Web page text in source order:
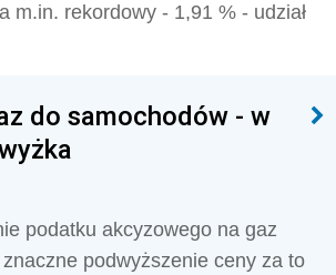
m.in. rekordowy - 1,91 % - udział
do samochodów - w
podatku akcyzowego na gaz
podwyższenie ceny za to